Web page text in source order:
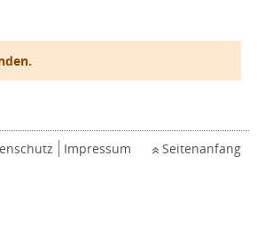
Impressum Seitenanfang